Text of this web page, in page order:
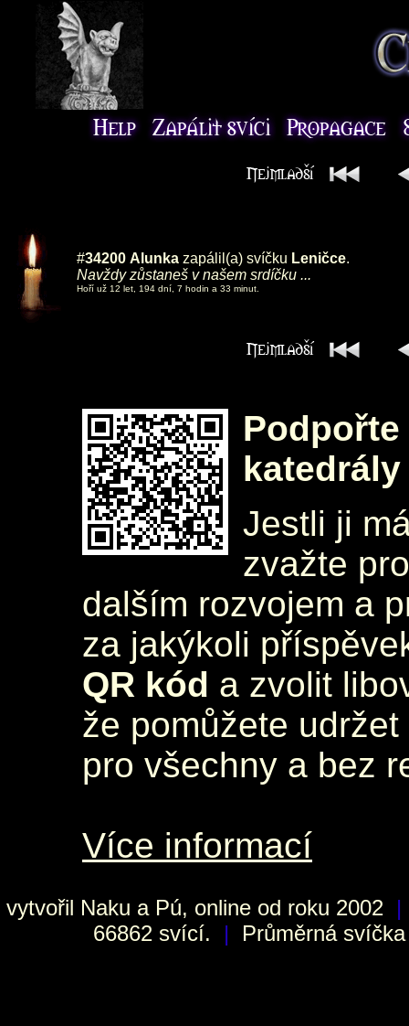
#34200 Alunka zapálil(a) svíčku Leničce.
Navždy zůstaneš v našem srdíčku ...
Hoří už 12 let, 194 dní, 7 hodin a 33 minut.
katedrály
Jestli ji
zvažte
dalším rozvojem a
za jakýkoli
QR kód a zvolit
že pomůžete
pro všechny a bez
Více informací
vytvořil Naku a Pú, online od roku 2002 |
66862 svící.
| Průměrná